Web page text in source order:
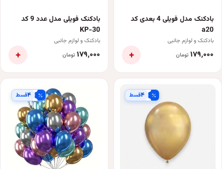
بادکنک مدل فویلی 4 بعدی کد
a20
بادکنک و لوازم جانبی
۱۷۹٬۰۰۰ تومان +
بادکنک فویلی مدل عدد 9 کد
KP-30
بادکنک و لوازم جانبی
۱۷۹٬۰۰۰ تومان +
۴قسط ۴قسط